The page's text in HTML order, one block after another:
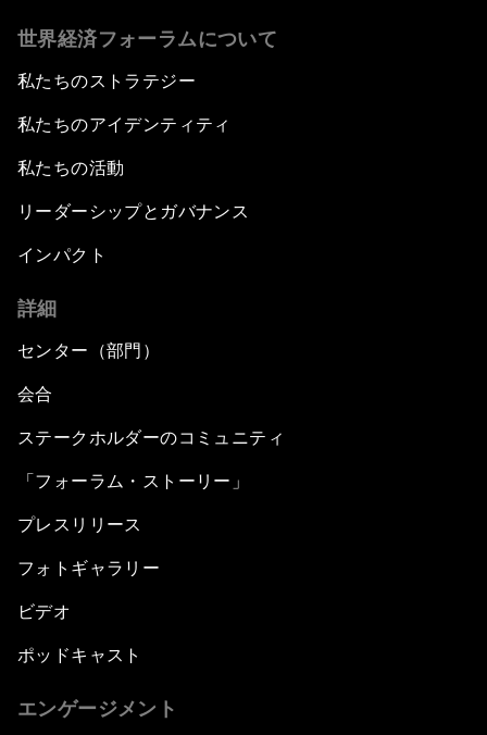
世界経済フォーラムについて
私たちのストラテジー
私たちのアイデンティティ
私たちの活動
リーダーシップとガバナンス
インパクト
詳細
センター（部門）
会合
ステークホルダーのコミュニティ
「フォーラム・ストーリー」
プレスリリース
フォトギャラリー
ビデオ
ポッドキャスト
エンゲージメント